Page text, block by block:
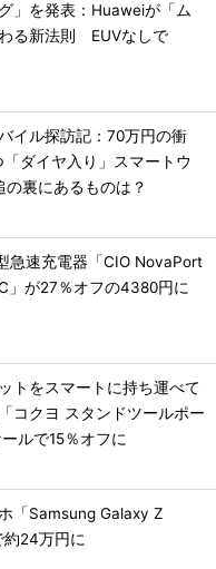
」を発表：Huaweiが「ム
る新法則 EUVなしで
イル探訪記：70万円の衝
ダイヤ入り」スマートウ
裏にあるものは？
急速充電器「CIO NovaPort
」が27％オフの4380円に
トをスマートに持ち運べて
コクヨ スタンドツールポー
ルで15％オフに
「Samsung Galaxy Z
約24万円に